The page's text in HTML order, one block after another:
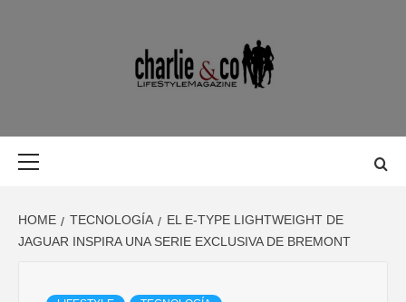
MAGAZINE
BELLEZA,
OCIO,
MAGAZINE DE GASTRONOMÍA, BELLEZA, OCIO, VIAJES,
HOME TECNOLOGÍA
EL E-TYPE LIGHTWEIGHT DE
JAGUAR INSPIRA UNA SERIE EXCLUSIVA DE BREMONT